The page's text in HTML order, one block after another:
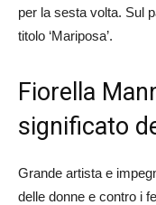
per la sesta volta. Sul
titolo ‘Mariposa’.
Fiorella
significato
Grande artista e
delle donne e contro i